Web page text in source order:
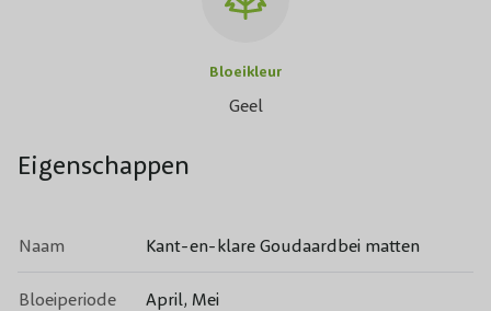
Bloeikleur
Geel
Eigenschappen
Naam Kant-en-klare Goudaardbei matten
Bloeiperiode April, Mei